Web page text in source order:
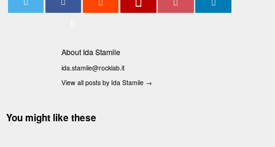
About Ida Stamile
ida.stamile@rocklab.it
View all posts by Ida Stamile →
You might like these